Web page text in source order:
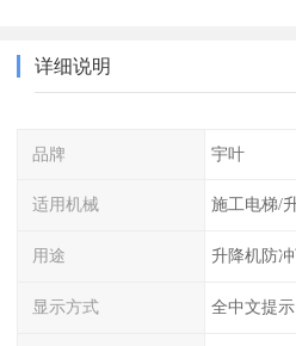
详细说明
品牌 宇叶
适用机械 施工电梯/
用途 升降机防
显示方式 全中文提示